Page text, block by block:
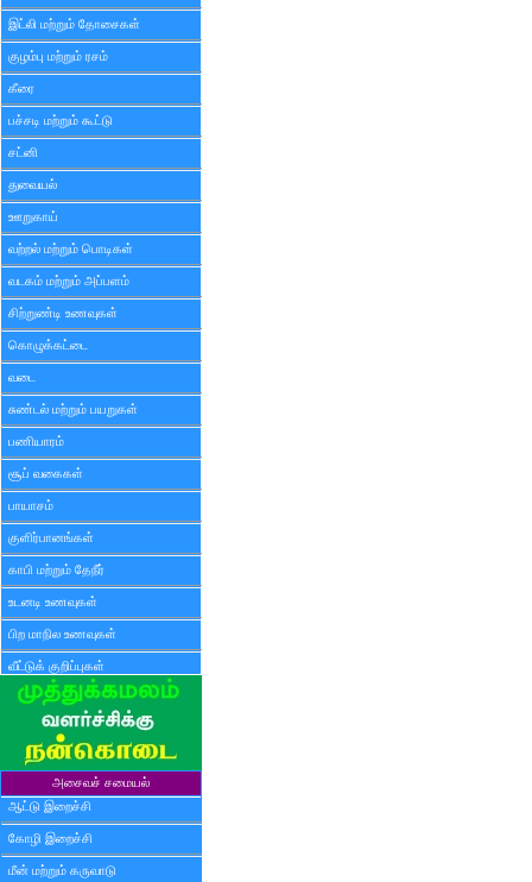
இட்லி மற்றும் தோசைகள்
குழம்பு மற்றும் ரசம்
கீரை
பச்சடி மற்றும் கூட்டு
சட்னி
துவையல்
ஊறுகாய்
வற்றல் மற்றும் பொடிகள்
வடகம் மற்றும் அப்பளம்
சிற்றுண்டி உணவுகள்
கொழுக்கட்டை
வடை
சுண்டல் மற்றும் பயறுகள்
பணியாரம்
சூப் வகைகள்
பாயாசம்
குளிர்பானங்கள்
காபி மற்றும் தேநீர்
உடனடி உணவுகள்
பிற மாநில உணவுகள்
வீட்டுக் குறிப்புகள்
அசைவச் சமையல்
ஆட்டு இறைச்சி
கோழி இறைச்சி
மீன் மற்றும் கருவாடு